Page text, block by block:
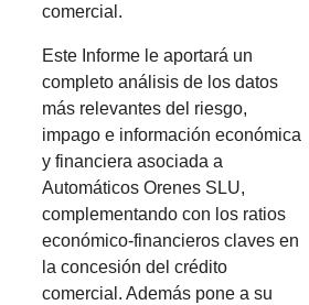
comercial.
Este Informe le aportará un
completo análisis de los datos
más relevantes del riesgo,
impago e información económica
y financiera asociada a
Automáticos Orenes SLU,
complementando con los ratios
económico-financieros claves en
la concesión del crédito
comercial. Además pone a su